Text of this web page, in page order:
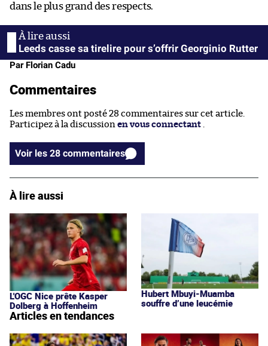
dans le plus grand des respects.
Leeds casse sa tirelire pour s’offrir Georginio Rutter
Par Florian Cadu
Commentaires
Les membres ont posté 28 commentaires sur cet article.
Participez à la discussion en vous connectant
Voir les 28 commentaires
À lire aussi
L'OGC Nice prête Kasper
Dolberg à Hoffenheim
Hubert Mbuyi-Muamba
souffre d’une leucémie
Articles en tendances